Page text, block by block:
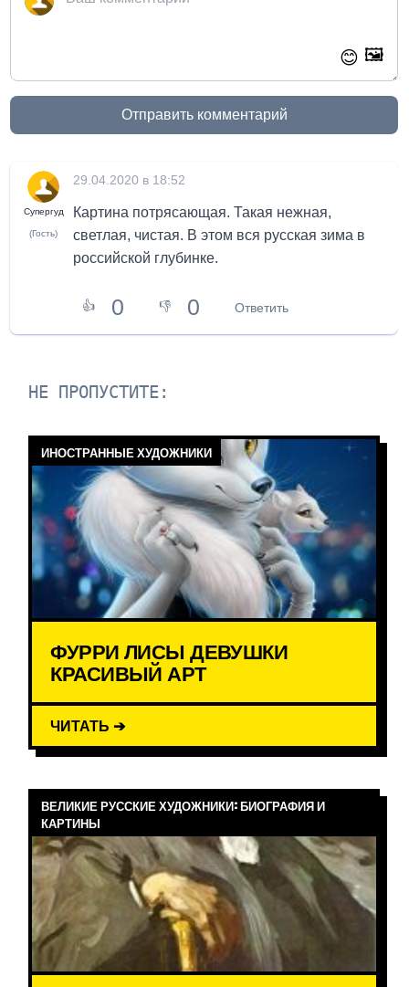
😊 🖼️
Отправить комментарий
Супергуд
(Гость)
29.04.2020 в 18:52
Картина потрясающая. Такая нежная,
светлая, чистая. В этом вся русская зима в
российской глубинке.
👍 0 👎 0 Ответить
НЕ ПРОПУСТИТЕ:
ИНОСТРАННЫЕ ХУДОЖНИКИ
ФУРРИ ЛИСЫ ДЕВУШКИ
КРАСИВЫЙ АРТ
ЧИТАТЬ ➔
ВЕЛИКИЕ РУССКИЕ ХУДОЖНИКИ: БИОГРАФИЯ И
КАРТИНЫ